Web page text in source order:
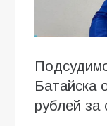
Батайска
рублей за